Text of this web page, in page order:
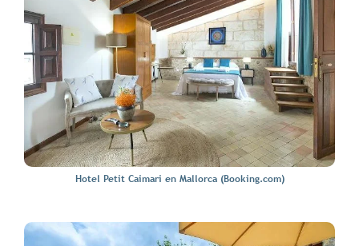
Hotel Petit Caimari en Mallorca (Booking.com)